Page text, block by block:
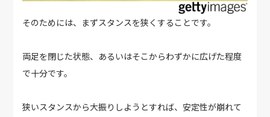
そのためには、まずスタンスを狭くすることです。
両足を閉じた状態、あるいはそこからわずかに広げた程度
で十分です。
狭いスタンスから大振りしようとすれば、安定性が崩れて